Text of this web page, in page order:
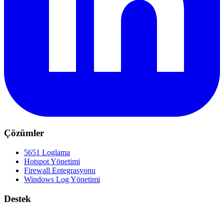
Çözümler
5651 Loglama
Hotspot Yönetimi
Firewall Entegrasyonu
Windows Log Yönetimi
Destek